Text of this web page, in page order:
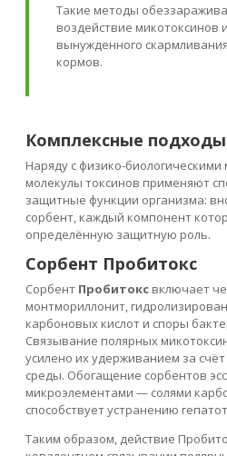
Такие методы
воздействие микотоксинов
вынужденного
кормов.
Комплексные подходы
Наряду с физико-
молекулы токсинов применяют
защитные функции организма:
сорбент, каждый компонент
определённую защитную роль.
Сорбент Пробитокс
Сорбент Пробитокс включает
монтмориллонит,
карбоновых кислот и споры
Связывание полярных
усилено их удерживанием за
среды. Обогащение сорбентов
микроэлементами — солями
способствует устранению
Таким образом, действие